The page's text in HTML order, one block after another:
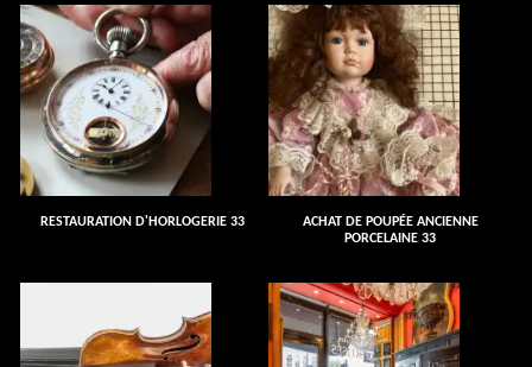
RESTAURATION D'HORLOGERIE 33
ACHAT DE POUPÉE ANCIENNE
PORCELAINE 33